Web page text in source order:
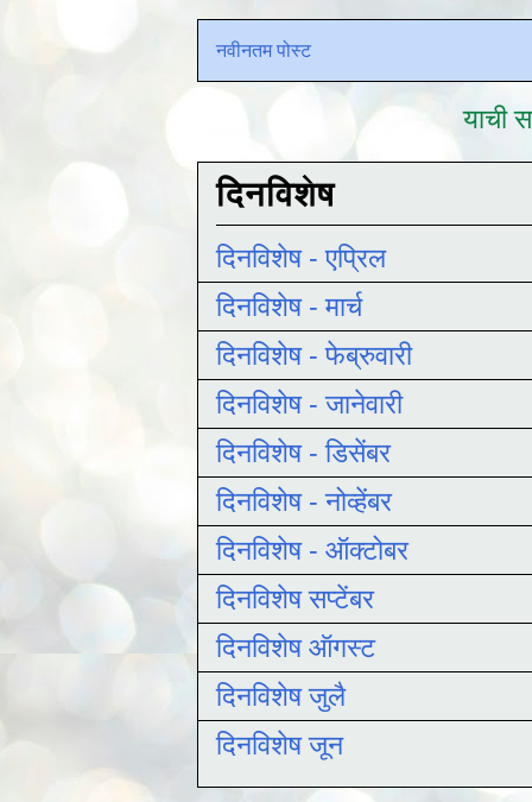
नवीनतम पोस्ट
याची
दिनविशेष
दिनविशेष - एप्रिल
दिनविशेष - मार्च
दिनविशेष - फेब्रुवारी
दिनविशेष - जानेवारी
दिनविशेष - डिसेंबर
दिनविशेष - नोव्हेंबर
दिनविशेष - ऑक्टोबर
दिनविशेष सप्टेंबर
दिनविशेष ऑगस्ट
दिनविशेष जुलै
दिनविशेष जून